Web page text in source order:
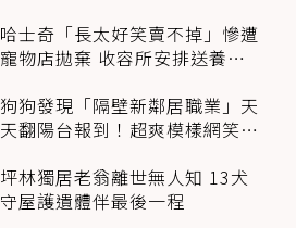
哈士奇「長太好笑賣不掉」慘遭
寵物店拋棄 收容所安排送養活
狗狗發現「隔壁新鄰居職業」天
天翻陽台報到！超爽模樣網笑
坪林獨居老翁離世無人知 13犬
守屋護遺體伴最後一程